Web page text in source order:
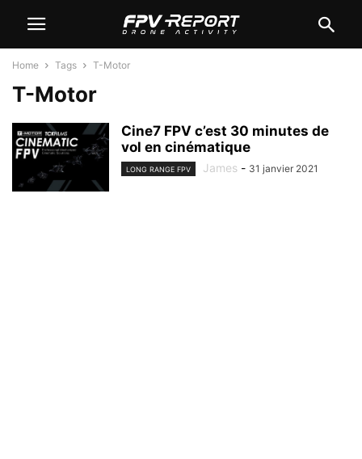
Home Tags T-Motor
T-Motor
Cine7 FPV c’est 30 minutes de
vol en cinématique
LONG RANGE FPV James - 31 janvier 2021